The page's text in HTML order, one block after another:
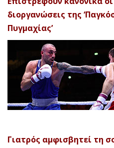
διοργανώσεις της
Πυγμαχίας’
Γιατρός αμφισβητεί τη